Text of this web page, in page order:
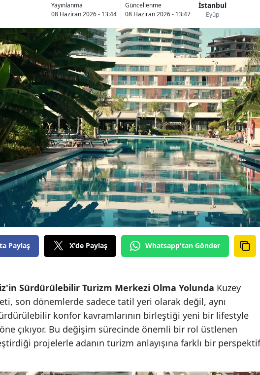
Yayınlanma
08 Haziran 2026 - 13:44
Güncellenme
08 Haziran 2026 - 13:47
İstanbul
Eyüp
Paylaş X'de Paylaş Whatsapp'tan Gönder
Sürdürülebilir Turizm Merkezi Olma Yolunda Kuzey
son dönemlerde sadece tatil yeri olarak değil, aynı
konfor kavramlarının birleştiği yeni bir lifestyle
çıkıyor. Bu değişim sürecinde önemli bir rol üstlenen
projelerle adanın turizm anlayışına farklı bir perspektif